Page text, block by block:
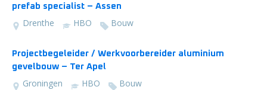
prefab specialist – Assen
Drenthe HBO Bouw
Projectbegeleider / Werkvoorbereider aluminium
gevelbouw – Ter Apel
Groningen HBO Bouw